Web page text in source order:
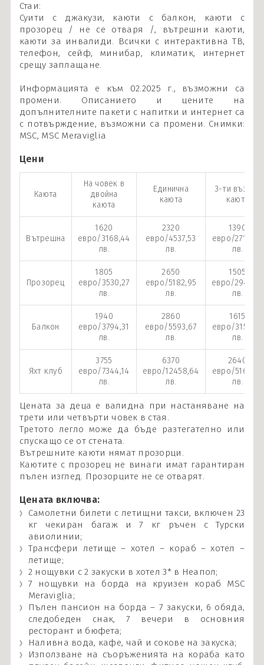
Стаи:
Суити с джакузи, каюти с балкон, каюти с
прозорец / не се отваря /, вътрешни каюти,
каюти за инвалиди. Всички с интерактивна ТВ,
телефон, сейф, минибар, климатик, интернет
срещу заплащане.
Информацията е към 02.2025 г., възможни са
промени. Описанието и цените на
допълнителните пакети с напитки и интернет са
с потвърждение, възможни са промени. Снимки:
MSC, MSC Meraviglia
Цени
Каюта
На човек в
двойна
каюта
Единична
каюта
3-ти възр. в
каюта
Вътрешна
1620
евро/3168,44
лв.
2320
евро/4537,53
лв.
1390
евро/2718,60
лв.
Прозорец
1805
евро/3530,27
лв.
2650
евро/5182,95
лв.
1505
евро/2943,52
лв.
Балкон
1940
евро/3794,31
лв.
2860
евро/5593,67
лв.
1615
евро/3158,67
лв.
Яхт клуб
3755
евро/7344,14
лв.
6370
евро/12458,64
лв.
2640
евро/5163,39
лв.
Цената за деца е валидна при настаняване на
трети или четвърти човек в стая.
Третото легло може да бъде разтегателно или
спускащо се от стената.
Вътрешните каюти нямат прозорци.
Каютите с прозорец не винаги имат гарантиран
пълен изглед. Прозорците не се отварят.
Цената включва:
Самолетни билети с летищни такси, включен 23
кг чекиран багаж и 7 кг ръчен с Турски
авиолинии;
Трансфери летище – хотел – кораб – хотел –
летище;
2 нощувки с 2 закуски в хотел 3* в Неапол;
7 нощувки на борда на круизен кораб MSC
Meraviglia;
Пълен пансион на борда – 7 закуски, 6 обяда,
следобеден снак, 7 вечери в основния
ресторант и бюфета;
Наливна вода, кафе, чай и сокове на закуска;
Използване на съоръженията на кораба като